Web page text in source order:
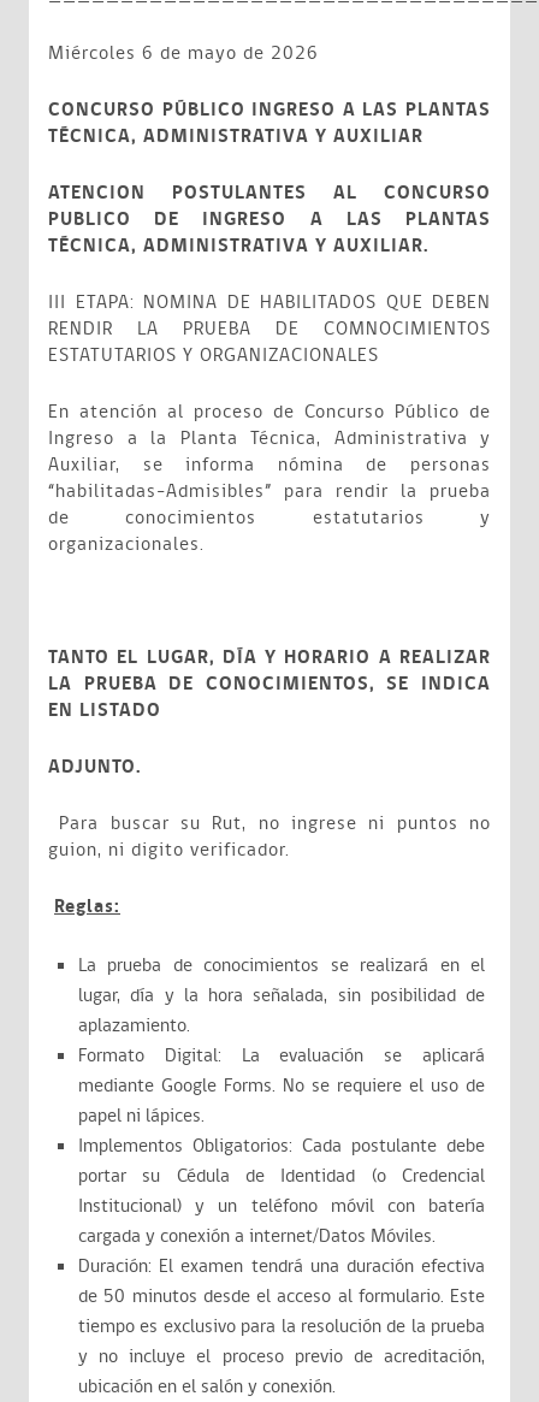
Miércoles 6 de mayo de 2026
CONCURSO PÚBLICO INGRESO A LAS PLANTAS
TÉCNICA, ADMINISTRATIVA Y AUXILIAR
ATENCION POSTULANTES AL CONCURSO
PUBLICO DE INGRESO A LAS PLANTAS
TÉCNICA, ADMINISTRATIVA Y AUXILIAR.
III ETAPA: NOMINA DE HABILITADOS QUE DEBEN
RENDIR LA PRUEBA DE COMNOCIMIENTOS
ESTATUTARIOS Y ORGANIZACIONALES
En atención al proceso de Concurso Público de
Ingreso a la Planta Técnica, Administrativa y
Auxiliar, se informa nómina de personas
“habilitadas-Admisibles” para rendir la prueba
de conocimientos estatutarios y
organizacionales.
TANTO EL LUGAR, DÍA Y HORARIO A REALIZAR
LA PRUEBA DE CONOCIMIENTOS, SE INDICA
EN LISTADO
ADJUNTO.
Para buscar su Rut, no ingrese ni puntos no
guion, ni digito verificador.
Reglas:
La prueba de conocimientos se realizará en el
lugar, día y la hora señalada, sin posibilidad de
aplazamiento.
Formato Digital: La evaluación se aplicará
mediante Google Forms. No se requiere el uso de
papel ni lápices.
Implementos Obligatorios: Cada postulante debe
portar su Cédula de Identidad (o Credencial
Institucional) y un teléfono móvil con batería
cargada y conexión a internet/Datos Móviles.
Duración: El examen tendrá una duración efectiva
de 50 minutos desde el acceso al formulario. Este
tiempo es exclusivo para la resolución de la prueba
y no incluye el proceso previo de acreditación,
ubicación en el salón y conexión.